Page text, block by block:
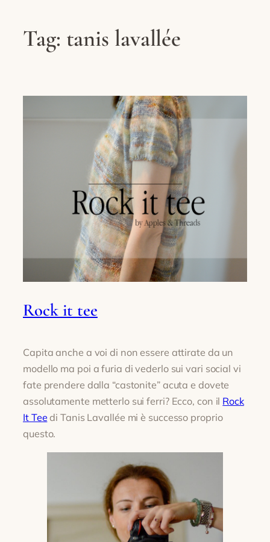
Tag: tanis lavallée
Rock it tee
Capita anche a voi di non essere attirate da un
modello ma poi a furia di vederlo sui vari social vi
fate prendere dalla “castonite” acuta e dovete
assolutamente metterlo sui ferri? Ecco, con il Rock
It Teedi Tanis Lavallée mi è successo proprio
questo.